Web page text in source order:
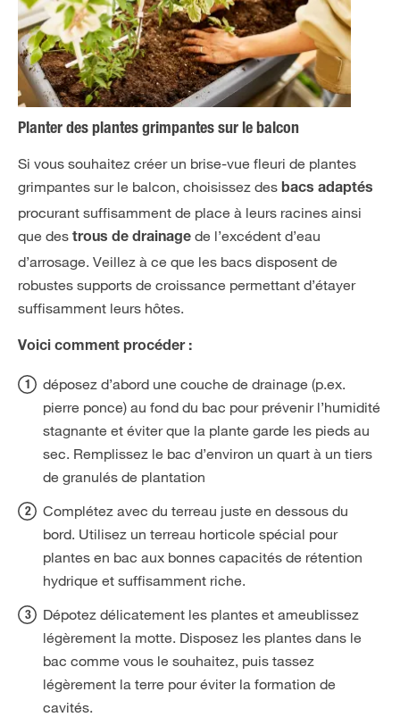
Planter des plantes grimpantes sur le balcon
Si vous souhaitez créer un brise-vue fleuri de plantes
grimpantes sur le balcon, choisissez des bacs adaptés
procurant suffisamment de place à leurs racines ainsi
que des trous de drainage de l’excédent d’eau
d’arrosage. Veillez à ce que les bacs disposent de
robustes supports de croissance permettant d’étayer
suffisamment leurs hôtes.
Voici comment procéder :
déposez d’abord une couche de drainage (p.ex.
pierre ponce) au fond du bac pour prévenir l’humidité
stagnante et éviter que la plante garde les pieds au
sec. Remplissez le bac d’environ un quart à un tiers
de granulés de plantation
Complétez avec du terreau juste en dessous du
bord. Utilisez un terreau horticole spécial pour
plantes en bac aux bonnes capacités de rétention
hydrique et suffisamment riche.
Dépotez délicatement les plantes et ameublissez
légèrement la motte. Disposez les plantes dans le
bac comme vous le souhaitez, puis tassez
légèrement la terre pour éviter la formation de
cavités.